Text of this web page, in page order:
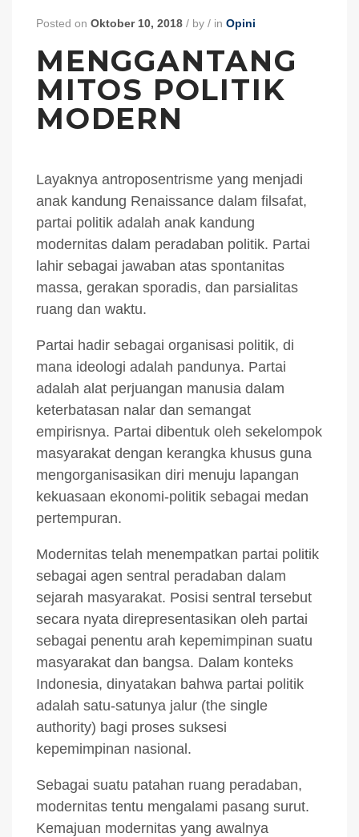
Posted on Oktober 10, 2018 / by / in Opini
MENGGANTANG
MITOS POLITIK
MODERN
Layaknya antroposentrisme yang menjadi
anak kandung Renaissance dalam filsafat,
partai politik adalah anak kandung
modernitas dalam peradaban politik. Partai
lahir sebagai jawaban atas spontanitas
massa, gerakan sporadis, dan parsialitas
ruang dan waktu.
Partai hadir sebagai organisasi politik, di
mana ideologi adalah pandunya. Partai
adalah alat perjuangan manusia dalam
keterbatasan nalar dan semangat
empirisnya. Partai dibentuk oleh sekelompok
masyarakat dengan kerangka khusus guna
mengorganisasikan diri menuju lapangan
kekuasaan ekonomi-politik sebagai medan
pertempuran.
Modernitas telah menempatkan partai politik
sebagai agen sentral peradaban dalam
sejarah masyarakat. Posisi sentral tersebut
secara nyata direpresentasikan oleh partai
sebagai penentu arah kepemimpinan suatu
masyarakat dan bangsa. Dalam konteks
Indonesia, dinyatakan bahwa partai politik
adalah satu-satunya jalur (the single
authority) bagi proses suksesi
kepemimpinan nasional.
Sebagai suatu patahan ruang peradaban,
modernitas tentu mengalami pasang surut.
Kemajuan modernitas yang awalnya